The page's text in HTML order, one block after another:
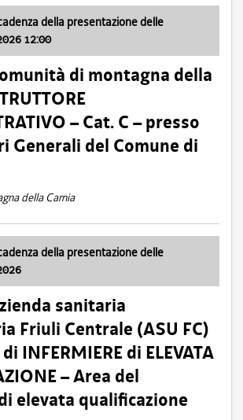
della presentazione delle
12:00
di montagna della
– Cat. C – presso
Generali del Comune di
della Carnia
della presentazione delle
sanitaria
Friuli Centrale (ASU FC)
INFERMIERE di ELEVATA
– Area del
elevata qualificazione